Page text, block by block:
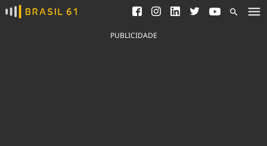
Ver todas as notícias
Saneamento
Indicadores
PUBLICIDADE